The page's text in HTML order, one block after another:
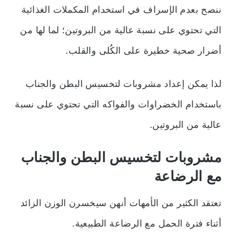
ننصح بعدم الإسراف في استخدام المكملات الغذائية
التي تحتوي على نسبة عالية من البروتين؛ لما لها من
أضرار صحية خطيرة على الكُلى والقلب.
لذا يمكن إعداد مشروبات لتخسيس البطن والجناب
باستخدام الخضراوات والفواكه التي تحتوي على نسبة
عالية من البروتين.
مشروبات لتخسيس البطن والجناب
مع الرضاعة
تعتقد الكثير من الأمهات أنهن سيخسرن الوزن الزائد
أثناء فترة الحمل مع الرضاعة الطبيعية.